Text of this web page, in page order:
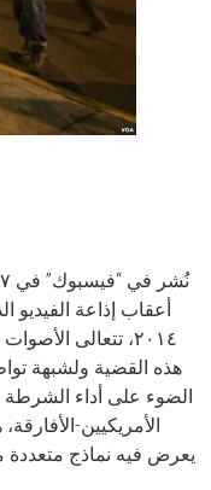
٢٠١٤، تتعالى
هذه القضية ولشبهة
الضوء على أداء الشرطة
الأمريكيين-
يعرض فيه نماذج متعددة